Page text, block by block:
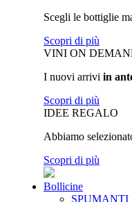
Scegli le bottiglie
Scopri di più
VINI ON
I nuovi arrivi in
Scopri di più
IDEE REGALO
Abbiamo
Scopri di più
Bollicine
SPUMANTI